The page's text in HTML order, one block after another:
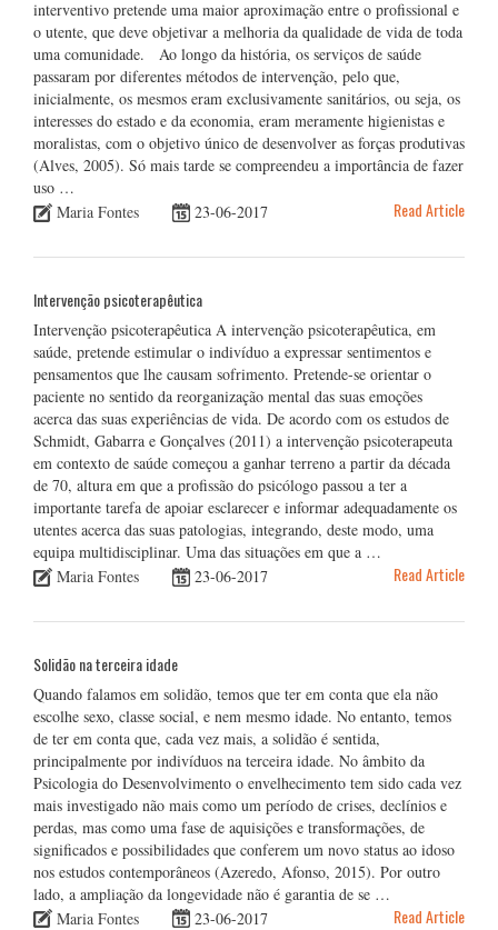
interventivo pretende uma maior aproximação entre o profissional e
o utente, que deve objetivar a melhoria da qualidade de vida de toda
uma comunidade. Ao longo da história, os serviços de saúde
passaram por diferentes métodos de intervenção, pelo que,
inicialmente, os mesmos eram exclusivamente sanitários, ou seja, os
interesses do estado e da economia, eram meramente higienistas e
moralistas, com o objetivo único de desenvolver as forças produtivas
(Alves, 2005). Só mais tarde se compreendeu a importância de fazer
uso …
Maria Fontes
23-06-2017 Read Article
Intervenção psicoterapêutica
Intervenção psicoterapêutica A intervenção psicoterapêutica, em
saúde, pretende estimular o indivíduo a expressar sentimentos e
pensamentos que lhe causam sofrimento. Pretende-se orientar o
paciente no sentido da reorganização mental das suas emoções
acerca das suas experiências de vida. De acordo com os estudos de
Schmidt, Gabarra e Gonçalves (2011) a intervenção psicoterapeuta
em contexto de saúde começou a ganhar terreno a partir da década
de 70, altura em que a profissão do psicólogo passou a ter a
importante tarefa de apoiar esclarecer e informar adequadamente os
utentes acerca das suas patologias, integrando, deste modo, uma
equipa multidisciplinar. Uma das situações em que a …
Maria Fontes
23-06-2017 Read Article
Solidão na terceira idade
Quando falamos em solidão, temos que ter em conta que ela não
escolhe sexo, classe social, e nem mesmo idade. No entanto, temos
de ter em conta que, cada vez mais, a solidão é sentida,
principalmente por indivíduos na terceira idade. No âmbito da
Psicologia do Desenvolvimento o envelhecimento tem sido cada vez
mais investigado não mais como um período de crises, declínios e
perdas, mas como uma fase de aquisições e transformações, de
significados e possibilidades que conferem um novo status ao idoso
nos estudos contemporâneos (Azeredo, Afonso, 2015). Por outro
lado, a ampliação da longevidade não é garantia de se …
Maria Fontes
23-06-2017 Read Article